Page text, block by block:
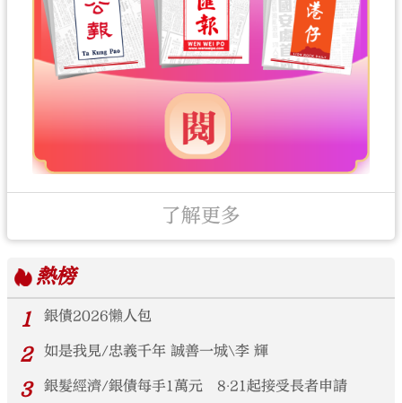
了解更多
熱榜
1
銀債2026懶人包
2 如是我見/忠義千年 誠善一城\李 輝
3 銀髮經濟/銀債每手1萬元 8‧21起接受長者申請